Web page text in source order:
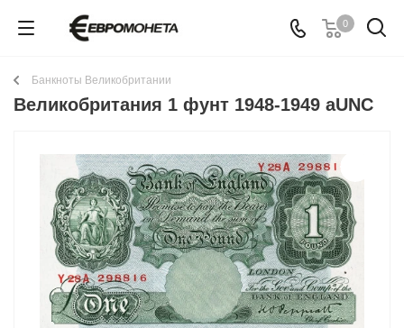
0
Банкноты Великобритании
Великобритания 1 фунт 1948-1949 aUNC